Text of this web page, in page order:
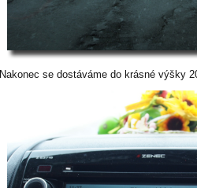
Nakonec se dostáváme do krásné výšky